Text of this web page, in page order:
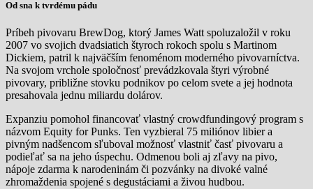
Od sna k tvrdému pádu
Príbeh pivovaru BrewDog, ktorý James Watt spoluzaložil v roku
2007 vo svojich dvadsiatich štyroch rokoch spolu s Martinom
Dickiem, patril k najväčším fenoménom moderného pivovarníctva.
Na svojom vrchole spoločnosť prevádzkovala štyri výrobné
pivovary, približne stovku podnikov po celom svete a jej hodnota
presahovala jednu miliardu dolárov.
Expanziu pomohol financovať vlastný crowdfundingový program s
názvom Equity for Punks. Ten vyzbieral 75 miliónov libier a
pivným nadšencom sľuboval možnosť vlastniť časť pivovaru a
podieľať sa na jeho úspechu. Odmenou boli aj zľavy na pivo,
nápoje zdarma k narodeninám či pozvánky na divoké valné
zhromaždenia spojené s degustáciami a živou hudbou.